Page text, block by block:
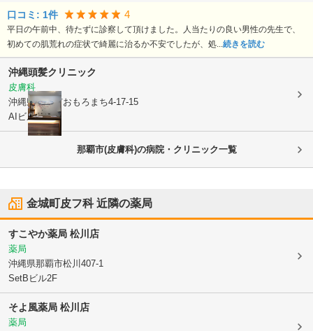
口コミ: 1件 4
平日の午前中、待たずに診察して頂けました。人当たりの良い男性の先生で、
初めての肌荒れの症状で綺麗に治るか不安でしたが、処...続きを読む
沖縄頭髪クリニック
皮膚科
沖縄県那覇市おもろまち4-17-15
AIビル5F
那覇市(皮膚科)の病院・クリニック一覧
金城町皮フ科近隣の薬局
すこやか薬局 松川店
薬局
沖縄県那覇市松川407-1
SetBビル2F
そよ風薬局 松川店
薬局